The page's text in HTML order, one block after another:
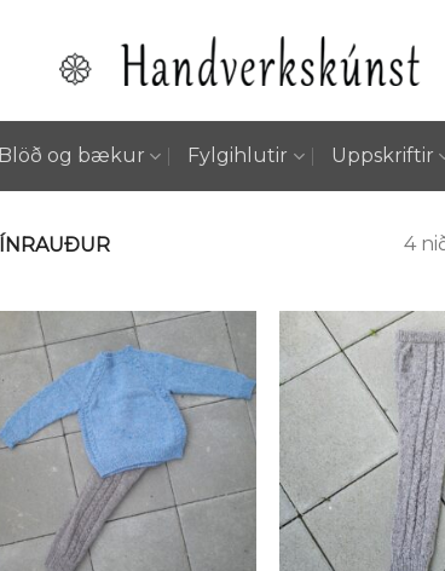
Blöð og bækur Fylgihlutir Uppskriftir
4
Setja á
óskalista